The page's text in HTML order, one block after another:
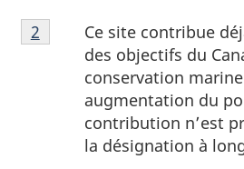
Note
de
Ce site contribue
des objectifs du
conservation
augmentation du
contribution n’est
la désignation à
Retour à laréférence de la
2